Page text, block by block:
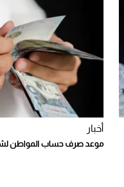
أخبار
موعد صرف حساب المواطن